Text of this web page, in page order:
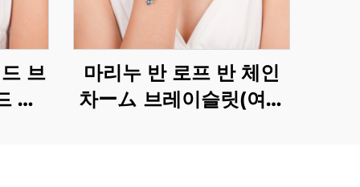
브
장
마리누 반 로프 반 체인
차ーム 브레이슬릿(여성